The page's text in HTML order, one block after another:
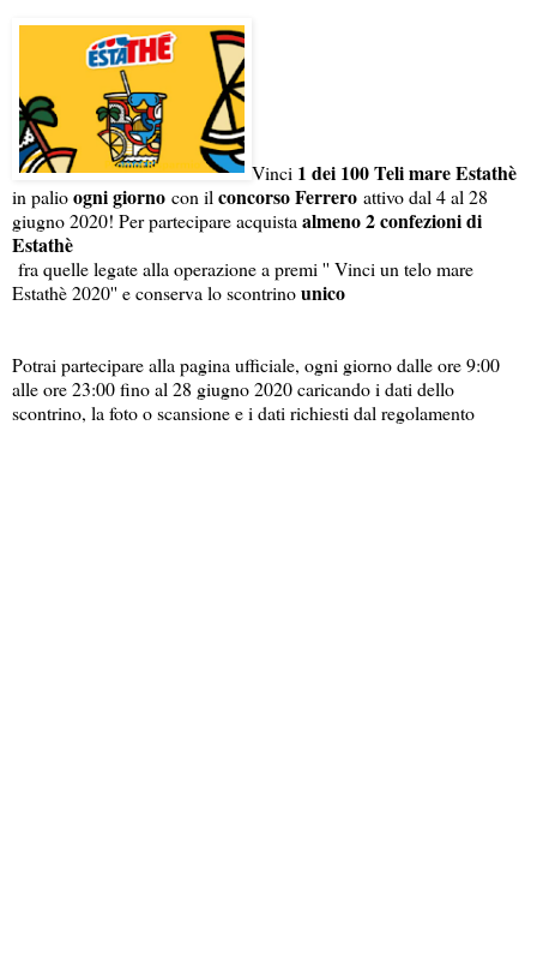
Vinci 1 dei 100 Teli mare Estathè
in palioogni giorno con il concorso Ferrero attivo dal 4 al 28
giugno 2020! Per partecipare acquista almeno 2 confezioni di
Estathè
fra quelle legate alla operazione a premi '' Vinci un telo mare
Estathè 2020'' e conserva lo scontrinounico
Potrai partecipare alla pagina ufficiale, ogni giorno dalle ore 9:00
alle ore 23:00 fino al 28 giugno 2020 caricando i dati dello
scontrino, la foto o scansione e i dati richiesti dal regolamento